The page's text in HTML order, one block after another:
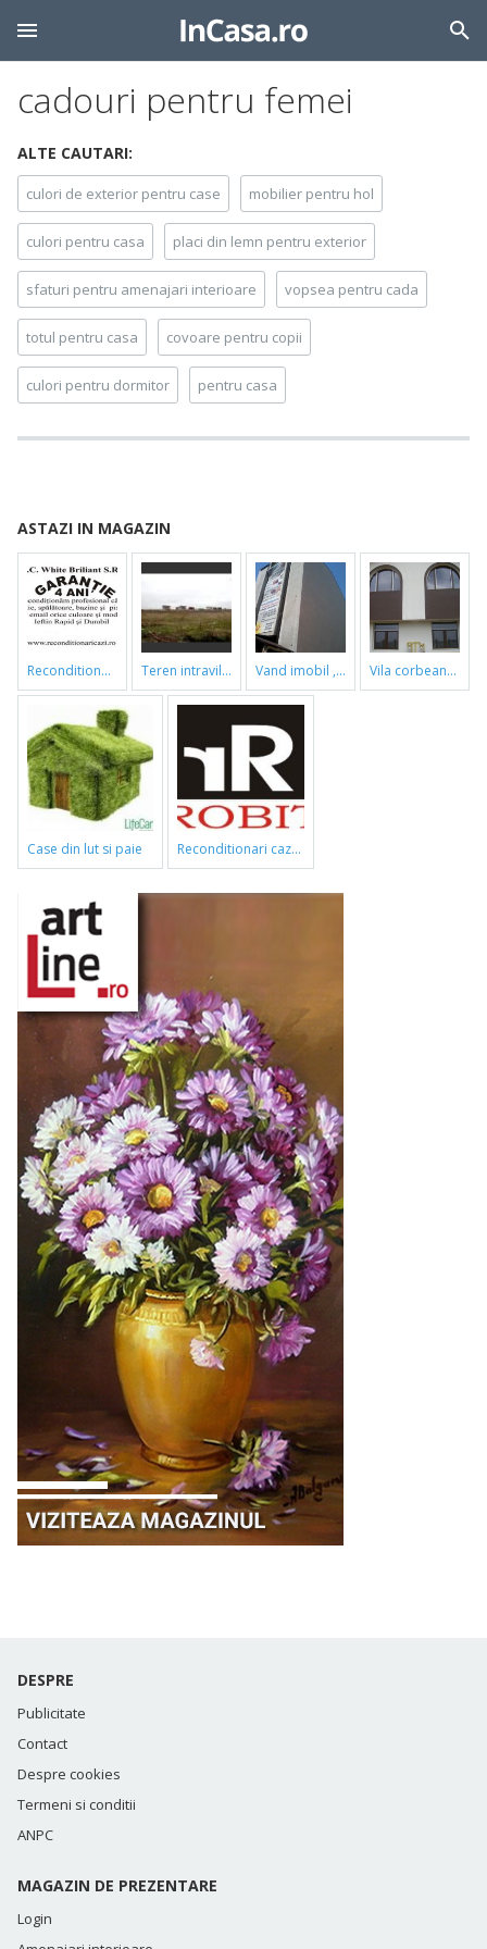
cadouri pentru femei
ALTE CAUTARI:
culori de exterior pentru case mobilier pentru hol
culori pentru casa placi din lemn pentru exterior
sfaturi pentru amenajari interioare vopsea pentru cada
totul pentru casa covoare pentru copii
culori pentru dormitor pentru casa
ASTAZI IN MAGAZIN
reconditionari cazi de baie teren intravilan vand imobil ,790m,piata gorjului,pret negociabil vila corbeanca
case din lut si paie reconditionari cazi de baie
DESPRE
Publicitate
Contact
Despre cookies
Termeni si conditii
ANPC
MAGAZIN DE PREZENTARE
Login